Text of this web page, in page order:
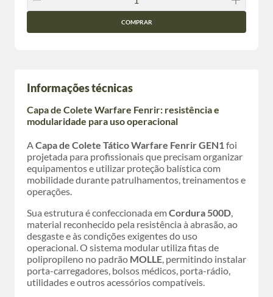
COMPRAR
Informações técnicas
Capa de Colete Warfare Fenrir: resistência e
modularidade para uso operacional
ACapa de Colete Tático Warfare Fenrir GEN1foi
projetada para profissionais que precisam organizar
equipamentos e utilizar proteção balística com
mobilidade durante patrulhamentos, treinamentos e
operações.
Sua estrutura é confeccionada emCordura 500D,
material reconhecido pela resistência à abrasão, ao
desgaste e às condições exigentes do uso
operacional. O sistema modular utiliza fitas de
polipropileno no padrão MOLLE, permitindo instalar
porta-carregadores, bolsos médicos, porta-rádio,
utilidades e outros acessórios compatíveis.